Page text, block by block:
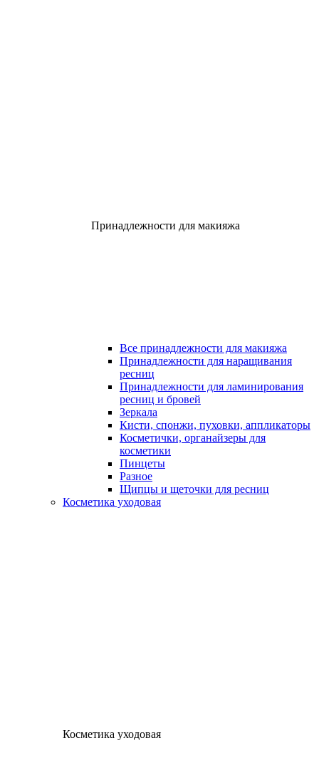
Принадлежности для макияжа
Все принадлежности для макияжа
Принадлежности для наращивания
ресниц
Принадлежности для ламинирования
ресниц и бровей
Зеркала
Кисти, спонжи, пуховки, аппликаторы
Косметички, органайзеры для
косметики
Пинцеты
Разное
Щипцы и щеточки для ресниц
Косметика уходовая
Косметика уходовая